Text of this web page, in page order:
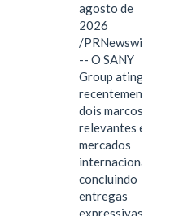
agosto de
2026
/PRNewswire/
-- O SANY
Group atingiu
recentemente
dois marcos
relevantes em
mercados
internacionais,
concluindo
entregas
expressivas de